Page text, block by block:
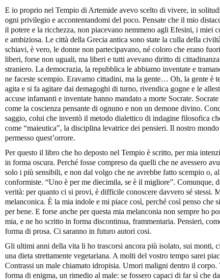
E io proprio nel Tempio di Artemide avevo scelto di vivere, in
ogni privilegio e accontentandomi del poco. Pensate che il mio
il potere e la ricchezza, non piacevano nemmeno agli Efesini, i miei
e ambiziosa. Le città della Grecia antica sono state la culla della
schiavi, è vero, le donne non partecipavano, né coloro che erano
liberi, forse non uguali, ma liberi e tutti avevano diritto di
straniero. La democrazia, la repubblica le abbiamo inventate e
ne faceste scempio. Eravamo cittadini, ma la gente… Oh, la gente è
agita e si fa agitare dai demagoghi di turno, rivendica gogne e le
accuse infamanti e inventate hanno mandato a morte Socrate.
come la coscienza pensante di ognuno e non un demone divino.
saggio, colui che inventò il metodo dialettico di indagine filosofica
come “maieutica”, la disciplina levatrice dei pensieri. Il nostro
permesso quest’orrore.
Per questo il libro che ho deposto nel Tempio è scritto, per mia
in forma oscura. Perché fosse compreso da quelli che ne avessero
solo i più sensibili, e non dal volgo che ne avrebbe fatto scempio o,
conformiste. “Uno è per me diecimila, se è il migliore”. Comunque,
verità: per quanto ci si provi, è difficile conoscere davvero sé stessi.
melanconica. È la mia indole e mi piace così, perché così penso che
per bene. E forse anche per questa mia melanconia non sempre ho
mia, e ne ho scritto in forma discontinua, frammentaria. Pensieri,
forma di prosa. Ci saranno in futuro autori cosi.
Gli ultimi anni della vita li ho trascorsi ancora più isolato, sui monti,
una dieta strettamente vegetariana. A molti del vostro tempo sarei
Contrassi un male chiamato idropisia. Umori maligni dentro il
forma di enigma, un rimedio al male: se fossero capaci di far sì che